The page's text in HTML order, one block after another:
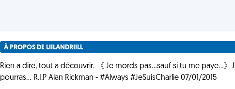
À PROPOS DE LIILANDRIILL
Rien a dire, tout a découvrir. 《 Je mords pas...sauf si tu me paye...
pourras... R.I.P Alan Rickman - #Always #JeSuisCharlie 07/01/2015